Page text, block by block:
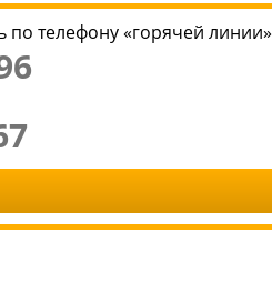
телефону «горячей линии»